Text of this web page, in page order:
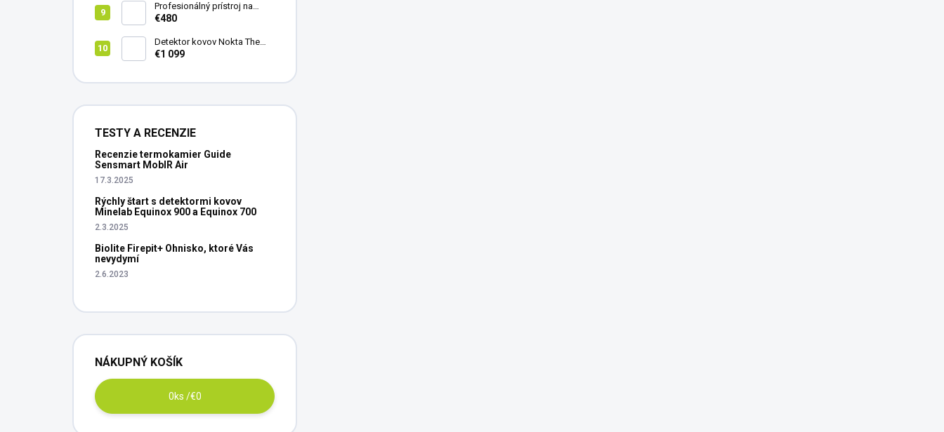
Profesionálný prístroj na
vedenie vŕtania Laserliner
€480
Detektor kovov Nokta The
Legend 2
€1 099
TESTY A RECENZIE
Recenzie termokamier Guide
Sensmart MobIR Air
17.3.2025
Rýchly štart s detektormi kovov
Minelab Equinox 900 a Equinox 700
2.3.2025
Biolite Firepit+ Ohnisko, ktoré Vás
nevydymí
2.6.2023
NÁKUPNÝ KOŠÍK
0ks /€0